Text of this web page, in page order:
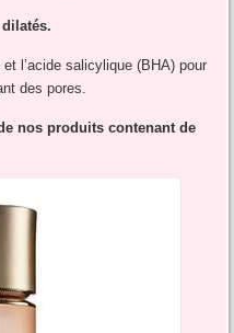
l’acide salicylique (BHA) pour
des pores.
nos produits contenant de